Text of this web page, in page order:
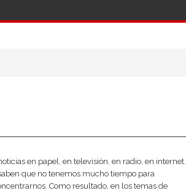
en papel, en televisión, en radio, en internet.
que no tenemos mucho tiempo para
Como resultado, en los temas de